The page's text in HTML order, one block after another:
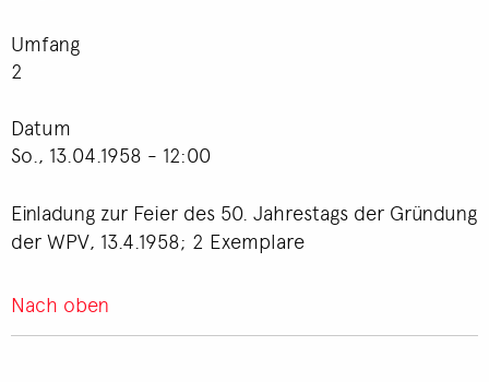
Umfang
2
Datum
So., 13.04.1958 - 12:00
Einladung zur Feier des 50. Jahrestags der Gründung
der WPV, 13.4.1958; 2 Exemplare
Nach oben